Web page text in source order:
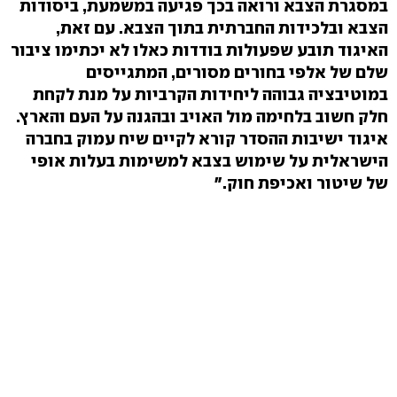
במסגרת הצבא ורואה בכך פגיעה במשמעת, ביסודות
הצבא ובלכידות החברתית בתוך הצבא. עם זאת,
האיגוד תובע שפעולות בודדות כאלו לא יכתימו ציבור
שלם של אלפי בחורים מסורים, המתגייסים
במוטיבציה גבוהה ליחידות הקרביות על מנת לקחת
חלק חשוב בלחימה מול האויב ובהגנה על העם והארץ.
איגוד ישיבות ההסדר קורא לקיים שיח עמוק בחברה
הישראלית על שימוש בצבא למשימות בעלות אופי
של שיטור ואכיפת חוק."